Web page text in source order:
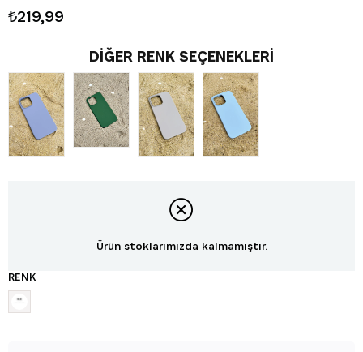
₺219,99
DIĞER RENK SEÇENEKLERI
Ürün stoklarımızda kalmamıştır.
RENK